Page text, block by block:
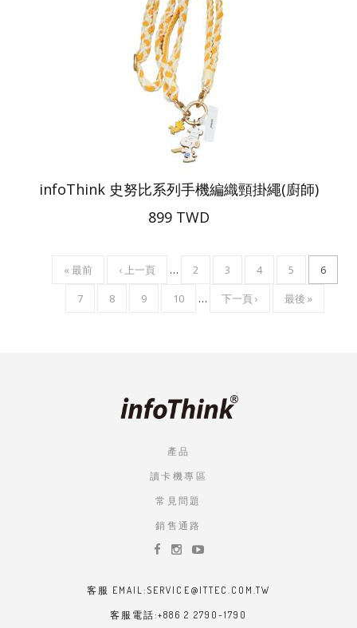
infoThink 史努比系列手機編織頸掛繩(廚師)
899 TWD
Pagination
FIRST
« 最前
PREVIOUS
‹ 上一頁 …
頁
2
頁
3
頁
4
頁
5
目
前
6
頁
7
頁
8
頁
9
頁
10 …
下
下一頁 ›
LAST
最後 »
產品
讀卡機專區
常見問題
銷售通路
客服 EMAIL:SERVICE@ITTEC.COM.TW
客服電話:+886 2 2790-1790